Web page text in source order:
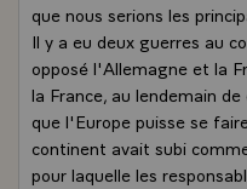
que nous serions les
Il y a eu deux guerres au
opposé l'Allemagne et la
la France, au lendemain
que l'Europe puisse se
continent avait subi
pour laquelle les